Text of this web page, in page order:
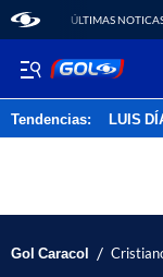
ÚLTIMAS
Tendencias: LUIS
Gol Caracol /